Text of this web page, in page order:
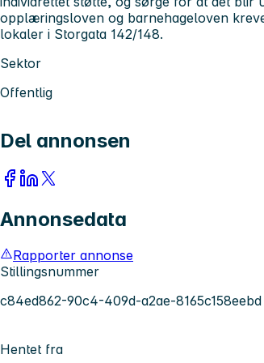
opplæringsloven og barnehageloven
lokaler i Storgata 142/148.
Sektor
Offentlig
Del annonsen
Annonsedata
Rapporter annonse
Stillingsnummer
c84ed862-90c4-409d-a2ae-8165c158eebd
Hentet fra